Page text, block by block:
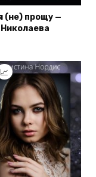
(не) прощу —